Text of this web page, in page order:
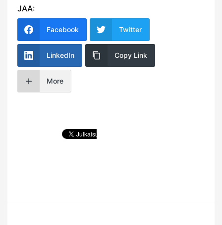
JAA:
Facebook Twitter
LinkedIn Copy Link
More